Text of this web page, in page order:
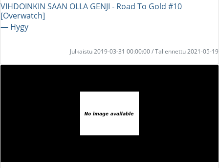
VIHDOINKIN SAAN OLLA GENJI - Road To Gold #10
[Overwatch]
― Hygy
Julkaistu 2019-03-31 00:00:00 / Tallennettu 2021-05-19